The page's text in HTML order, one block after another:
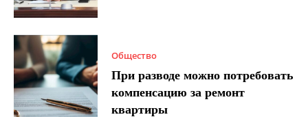
Общество
При разводе можно потребовать
компенсацию за ремонт
квартиры